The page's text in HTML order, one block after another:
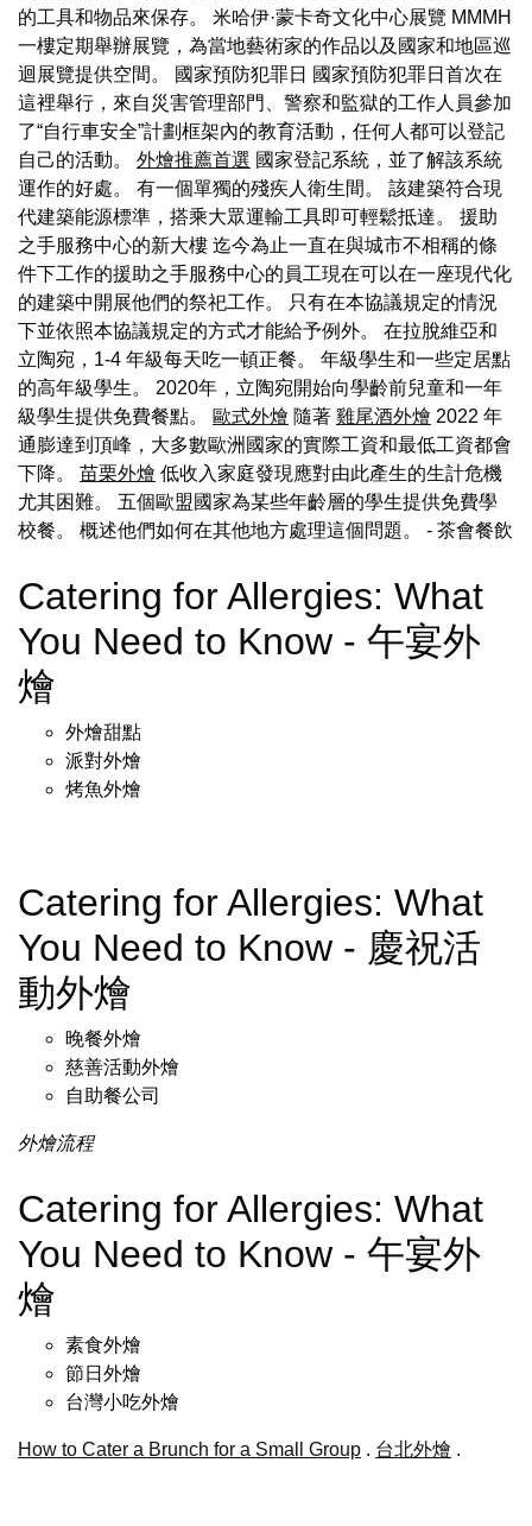
的工具和物品來保存。 米哈伊·蒙卡奇文化中心展覽 MMMH
一樓定期舉辦展覽，為當地藝術家的作品以及國家和地區巡
迴展覽提供空間。 國家預防犯罪日 國家預防犯罪日首次在
這裡舉行，來自災害管理部門、警察和監獄的工作人員參加
了“自行車安全”計劃框架內的教育活動，任何人都可以登記
自己的活動。 外燴推薦首選 國家登記系統，並了解該系統
運作的好處。 有一個單獨的殘疾人衛生間。 該建築符合現
代建築能源標準，搭乘大眾運輸工具即可輕鬆抵達。 援助
之手服務中心的新大樓 迄今為止一直在與城市不相稱的條
件下工作的援助之手服務中心的員工現在可以在一座現代化
的建築中開展他們的祭祀工作。 只有在本協議規定的情況
下並依照本協議規定的方式才能給予例外。 在拉脫維亞和
立陶宛，1-4 年級每天吃一頓正餐。 年級學生和一些定居點
的高年級學生。 2020年，立陶宛開始向學齡前兒童和一年
級學生提供免費餐點。
歐式外燴 隨著 雞尾酒外燴 2022 年
通膨達到頂峰，大多數歐洲國家的實際工資和最低工資都會
下降。 苗栗外燴 低收入家庭發現應對由此產生的生計危機
尤其困難。 五個歐盟國家為某些年齡層的學生提供免費學
校餐。 概述他們如何在其他地方處理這個問題。 - 茶會餐飲
Catering for Allergies: What
You Need to Know - 午宴外
燴
外燴甜點
派對外燴
烤魚外燴
Catering for Allergies: What
You Need to Know - 慶祝活
動外燴
晚餐外燴
慈善活動外燴
自助餐公司
外燴流程
Catering for Allergies: What
You Need to Know - 午宴外
燴
素食外燴
節日外燴
台灣小吃外燴
How to Cater a Brunch for a Small Group . 台北外燴 .